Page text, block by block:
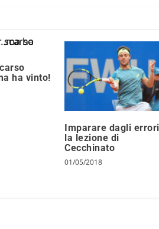
ha vinto!
Imparare dagli
la lezione di
Cecchinato
01/05/2018